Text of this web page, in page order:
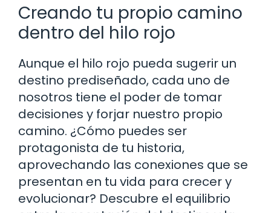
Creando tu propio camino
dentro del hilo rojo
Aunque el hilo rojo pueda sugerir un
destino prediseñado, cada uno de
nosotros tiene el poder de tomar
decisiones y forjar nuestro propio
camino. ¿Cómo puedes ser
protagonista de tu historia,
aprovechando las conexiones que se
presentan en tu vida para crecer y
evolucionar? Descubre el equilibrio